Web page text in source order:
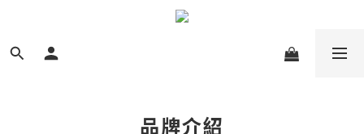
品牌介紹